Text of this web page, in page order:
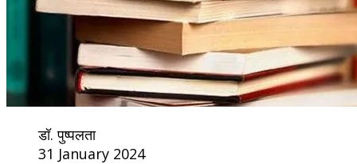
डॉ. पुष्पलता
31 January 2024